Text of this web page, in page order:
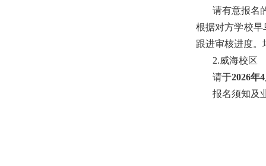
请有意报名
根据对方学校早
跟进审核进度。
2.威海校区
请于2026年
报名须知及